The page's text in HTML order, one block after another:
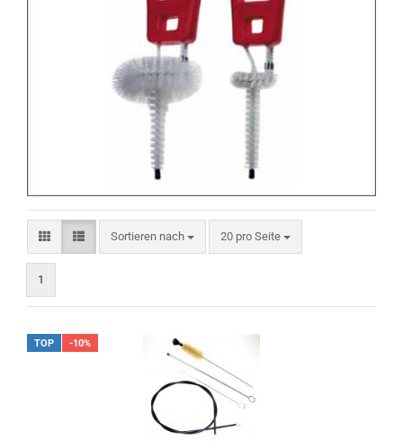
Sortieren nach
Sortieren nach 20 pro Seite
pro Seite
1
TOP -10%